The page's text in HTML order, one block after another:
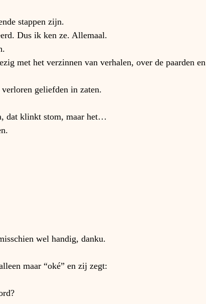
stappen zijn.
Dus ik ken ze. Allemaal.
met het verzinnen van verhalen, over de paarden en
geliefden in zaten.
dat klinkt stom, maar het…
wel handig, danku.
maar “oké” en zij zegt: